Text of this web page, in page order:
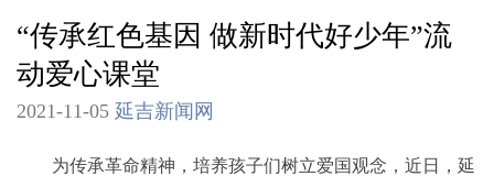
“传承红色基因 做新时代好少年”流
动爱心课堂
2021-11-05 延吉新闻网
为传承革命精神，培养孩子们树立爱国观念，近日，延